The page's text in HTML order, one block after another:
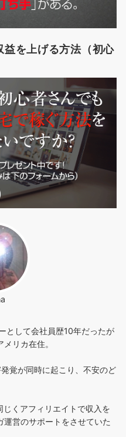
益を上げる方法（初心
として会社員歴10年だったが
リカ在住。
覚が同時に起こり、不安のど
くアフィリエイトで収入を
営のサポートをさせていた